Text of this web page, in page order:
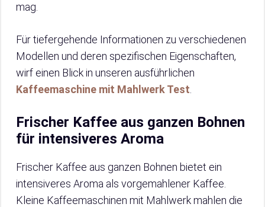
mag.
Für tiefergehende Informationen zu verschiedenen
Modellen und deren spezifischen Eigenschaften,
wirf einen Blick in unseren ausführlichen
Kaffeemaschine mit Mahlwerk Test
Frischer Kaffee aus ganzen Bohnen
für intensiveres Aroma
Frischer Kaffee aus ganzen Bohnen bietet ein
intensiveres Aroma als vorgemahlener Kaffee.
Kleine Kaffeemaschinen mit Mahlwerk mahlen die